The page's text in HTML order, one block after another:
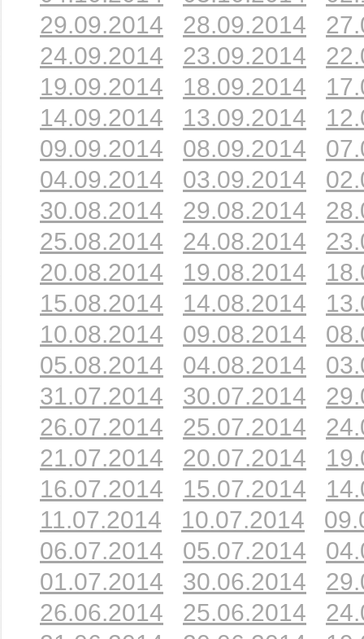
29.09.2014
28.09.2014
24.09.2014
23.09.2014
19.09.2014
18.09.2014
14.09.2014
13.09.2014
09.09.2014
08.09.2014
04.09.2014
03.09.2014
30.08.2014
29.08.2014
25.08.2014
24.08.2014
20.08.2014
19.08.2014
15.08.2014
14.08.2014
10.08.2014
09.08.2014
05.08.2014
04.08.2014
31.07.2014
30.07.2014
26.07.2014
25.07.2014
21.07.2014
20.07.2014
16.07.2014
15.07.2014
11.07.2014
10.07.2014
06.07.2014
05.07.2014
01.07.2014
30.06.2014
26.06.2014
25.06.2014